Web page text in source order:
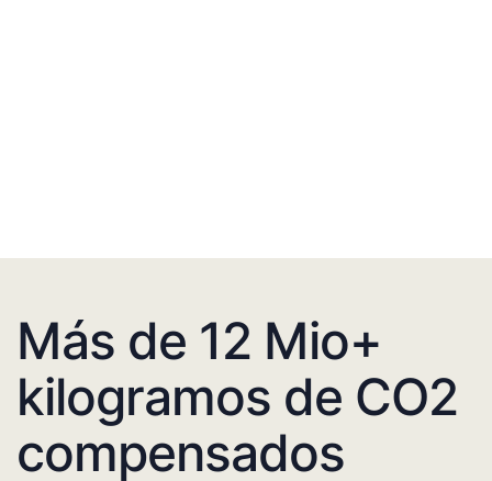
Más de 12 Mio+
kilogramos de CO2
compensados